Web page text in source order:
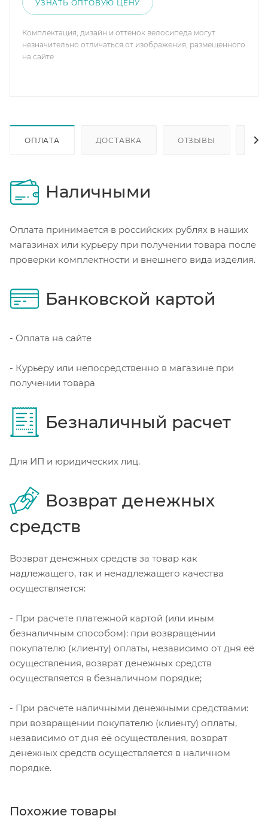
УЗНАТЬ ОПТОВУЮ ЦЕНУ
Комплектация, дизайн и оттенок велосипеда могут
незначительно отличаться от изображения, размещенного
на сайте
ОПЛАТА ДОСТАВКА ОТЗЫВЫ
Наличными
Оплата принимается в российских рублях в наших
магазинах или курьеру при получении товара после
проверки комплектности и внешнего вида изделия.
Банковской картой
- Оплата на сайте
- Курьеру или непосредственно в магазине при
получении товара
Безналичный расчет
Для ИП и юридических лиц.
Возврат денежных
средств
Возврат денежных средств за товар как
надлежащего, так и ненадлежащего качества
осуществляется:
- При расчете платежной картой (или иным
безналичным способом): при возвращении
покупателю (клиенту) оплаты, независимо от дня её
осуществления, возврат денежных средств
осуществляется в безналичном порядке;
- При расчете наличными денежными средствами:
при возвращении покупателю (клиенту) оплаты,
независимо от дня её осуществления, возврат
денежных средств осуществляется в наличном
порядке.
Похожие товары